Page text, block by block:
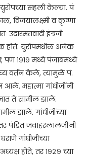
सहली केल्या. पं
विजयालक्ष्मी व कृष्णा
उदारमतवादी इंग्रजी
होते. युरोपमधील अनेक
पण १९१९ मध्ये पंजाबमध्ये
वर्तन केले, त्यामुळे पं.
आले. महात्मा गांधीजींनी
ते सामील झाले.
झाले. गांधीजींच्या
पंडित जवाहरलालजींनी
गांधीजींच्या
होते, तर १९२९ च्या